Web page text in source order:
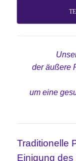
der äußere
um eine
Traditionelle
Einigung des